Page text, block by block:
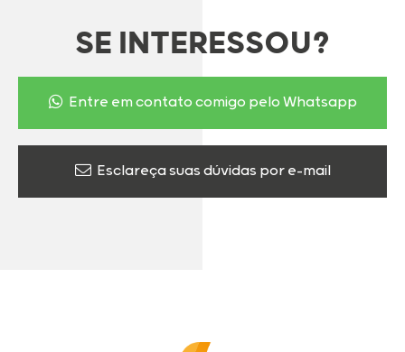
SE INTERESSOU?
Entre em contato comigo pelo Whatsapp
Esclareça suas dúvidas por e-mail